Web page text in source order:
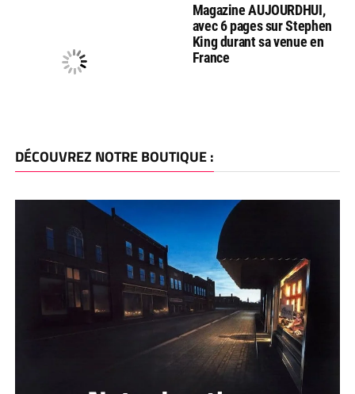
Magazine AUJOURDHUI,
avec 6 pages sur Stephen
King durant sa venue en
France
DÉCOUVREZ NOTRE BOUTIQUE :